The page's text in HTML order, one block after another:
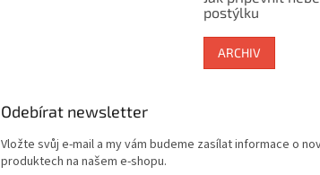
postýlku
ARCHIV
Odebírat newsletter
Vložte svůj e-mail a my vám budeme zasílat informace o
produktech na našem e-shopu.